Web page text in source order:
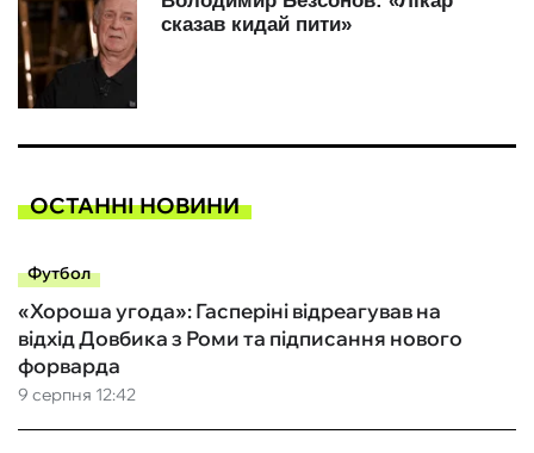
ОСТАННІ НОВИНИ
Футбол
9 серпня 12:42
«Хороша угода»: Гасперіні відреагував на
відхід Довбика з Роми та підписання нового
форварда